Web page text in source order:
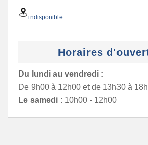
indisponible
Horaires
Du lundi au vendredi :
De 9h00 à 12h00 et de 13h30 à
Le samedi : 10h00 - 12h00